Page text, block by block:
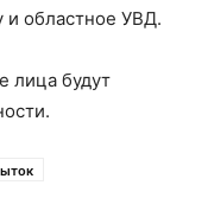
и областное УВД.
лица будут